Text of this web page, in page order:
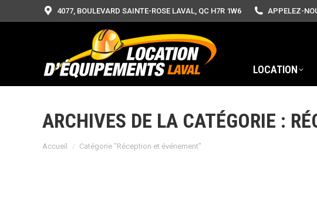
4077, BOULEVARD SAINTE-ROSE LAVAL, QC H7R 1W6 APPELEZ-
LOCATION
ARCHIVES DE LA CATÉGORIE :
Vous êtes ici :
Accueil Catégorie "Réception et événement"